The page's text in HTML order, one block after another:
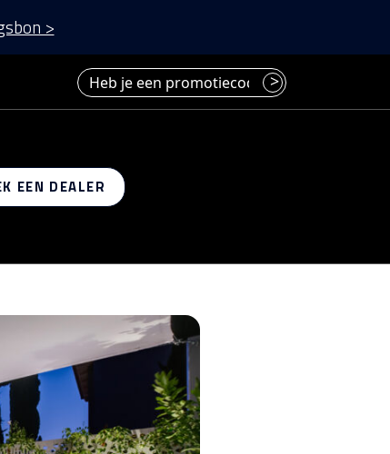
>
Heb je een promotiecode? Voer deze hier in.
>
MOMENTUM DIEP
EEN DEALER